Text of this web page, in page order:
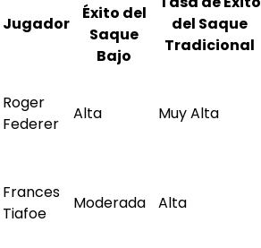
Jugador
Éxito del
Saque
Bajo
del Saque
Tradicional
Roger
Federer
Alta Muy Alta
Frances
Tiafoe
Moderada Alta